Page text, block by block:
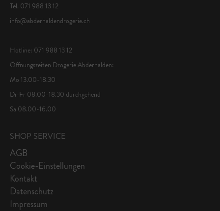
Tel. 071 988 13 12
info@abderhaldendrogerie.ch
Hotline: 071 988 13 12
Öffnungszeiten Drogerie Abderhalden:
Mo 13.00-18.30
Di-Fr 08.00-18.30 durchgehend
Sa 08.00-16.00
SHOP SERVICE
AGB
Cookie-Einstellungen
Kontakt
Datenschutz
Impressum